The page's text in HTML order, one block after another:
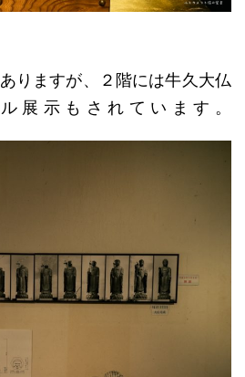
りますが、２階には牛久大仏
展示もされています。